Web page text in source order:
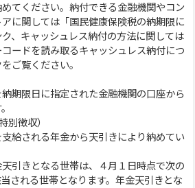
てください。納付できる金融機関やコン
に関しては「国民健康保険税の納期限に
、キャッシュレス納付の方法に関しては
コードを読み取るキャッシュレス納付につ
ご覧ください。
期限日に指定された金融機関の口座から
別徴収）
給される年金から天引きにより納めてい
引きとなる世帯は、４月１日時点で次の
される世帯となります。年金天引きとな